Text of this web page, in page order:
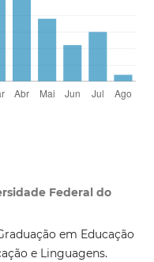
Federal do
em Educação
e Linguagens.